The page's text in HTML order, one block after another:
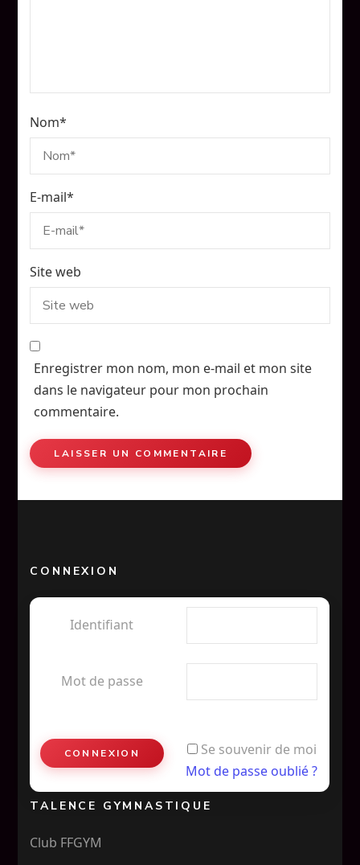
Nom*
E-mail*
Site web
Enregistrer mon nom, mon e-mail et mon site
dans le navigateur pour mon prochain
commentaire.
CONNEXION
Identifiant
Mot de passe
Se souvenir de moi
Mot de passe oublié ?
TALENCE GYMNASTIQUE
Club FFGYM